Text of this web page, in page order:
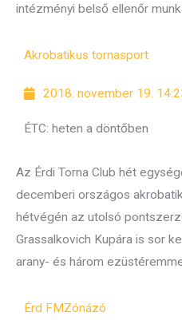
intézményi belső ellenőr
Akrobatikus tornasport
2018. november 19.
ÉTC: heten a döntőben
Az Érdi Torna Club hét
decemberi országos
hétvégén az utolsó
Grassalkovich Kupára is sor
arany- és három
Érd FMZónázó